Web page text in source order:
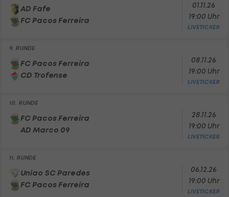
AD Fafe
FC Pacos Ferreira
01.11.26
19:00 Uhr
LIVETICKER
9. RUNDE
FC Pacos Ferreira
CD Trofense
08.11.26
19:00 Uhr
LIVETICKER
10. RUNDE
FC Pacos Ferreira
AD Marco 09
28.11.26
19:00 Uhr
LIVETICKER
11. RUNDE
Uniao SC Paredes
FC Pacos Ferreira
06.12.26
19:00 Uhr
LIVETICKER